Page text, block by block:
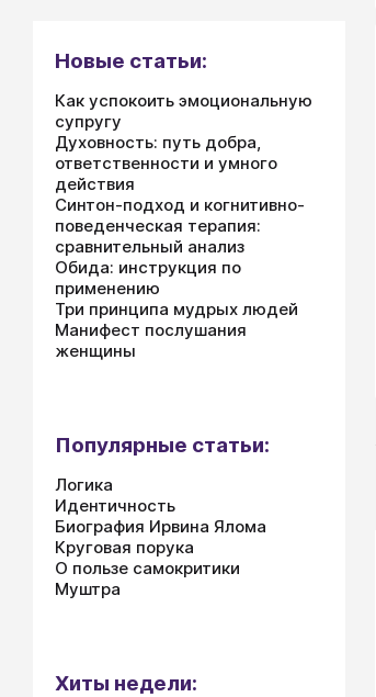
Новые статьи:
Как успокоить эмоциональную
супругу
Духовность: путь добра,
ответственности и умного
действия
Синтон-подход и когнитивно-
поведенческая терапия:
сравнительный анализ
Обида: инструкция по
применению
Три принципа мудрых людей
Манифест послушания
женщины
Популярные статьи:
Логика
Идентичность
Биография Ирвина Ялома
Круговая порука
О пользе самокритики
Муштра
Хиты недели: